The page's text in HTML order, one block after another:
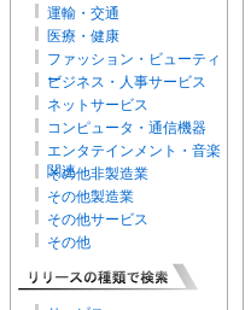
運輸・交通
医療・健康
ファッション・ビューティ
ー
ビジネス・人事サービス
ネットサービス
コンピュータ・通信機器
エンタテインメント・音楽
関連
その他非製造業
その他製造業
その他サービス
その他